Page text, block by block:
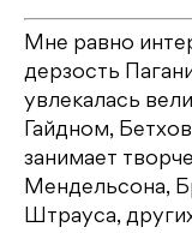
Мне равно
дерзость
увлекалась
Гайдном,
занимает
Мендельсона,
Штрауса,